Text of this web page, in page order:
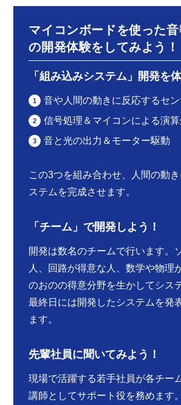
マイコンボードを使った
の開発体験をしてみよう！
「組み込みシステム」開発を
音や人間の動きに反応するセ
信号処理＆マイコンによる演
音と光の出力＆モーター駆動
この3つを組み合わせ、人間の動
ステムを完成させます。
「チーム」で開発しよう！
開発は数名のチームで行います。
人、回路が得意な人、数学や物理
のおのの得意分野を生かしてシス
最終日には開発したシステムを発
ます。
先輩社員に聞いてみよう！
現場で活躍する若手社員が各チー
講師としてサポート役を務めます